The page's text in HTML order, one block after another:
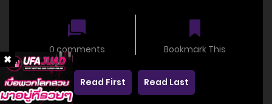
0 comments Bookmark This
Read First Read Last